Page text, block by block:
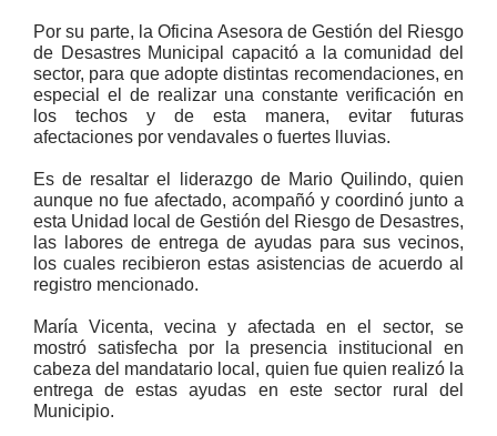
Por su parte, la Oficina Asesora de Gestión del Riesgo
de Desastres Municipal capacitó a la comunidad del
sector, para que adopte distintas recomendaciones, en
especial el de realizar una constante verificación en
los techos y de esta manera, evitar futuras
afectaciones por vendavales o fuertes lluvias.
Es de resaltar el liderazgo de Mario Quilindo, quien
aunque no fue afectado, acompañó y coordinó junto a
esta Unidad local de Gestión del Riesgo de Desastres,
las labores de entrega de ayudas para sus vecinos,
los cuales recibieron estas asistencias de acuerdo al
registro mencionado.
María Vicenta, vecina y afectada en el sector, se
mostró satisfecha por la presencia institucional en
cabeza del mandatario local, quien fue quien realizó la
entrega de estas ayudas en este sector rural del
Municipio.